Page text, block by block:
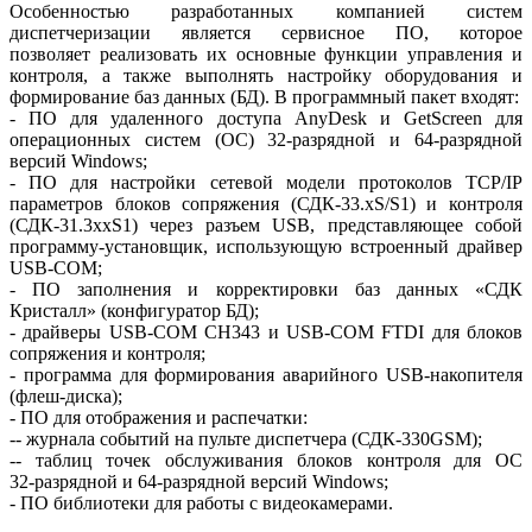
Особенностью разработанных компанией систем
диспетчеризации является сервисное ПО, которое
позволяет реализовать их основные функции управления и
контроля, а также выполнять настройку оборудования и
формирование баз данных (БД). В программный пакет входят:
- ПО для удаленного доступа AnyDesk и GetScreen для
операционных систем (ОС) 32‑разрядной и 64‑разрядной
версий Windows;
- ПО для настройки сетевой модели протоколов TCP/IP
параметров блоков сопряжения (СДК‑33.xS/S1) и контроля
(СДК‑31.3xxS1) через разъем USB, представляющее собой
программу-установщик, использующую встроенный драйвер
USB-COM;
- ПО заполнения и корректировки баз данных «СДК
Кристалл» (конфигуратор БД);
- драйверы USB-COM CH343 и USB-COM FTDI для блоков
сопряжения и контроля;
- программа для формирования аварийного USB-накопителя
(флеш-диска);
- ПО для отображения и распечатки:
-- журнала событий на пульте диспетчера (СДК‑330GSM);
-- таблиц точек обслуживания блоков контроля для ОС
32‑разрядной и 64‑разрядной версий Windows;
- ПО библиотеки для работы с видеокамерами.